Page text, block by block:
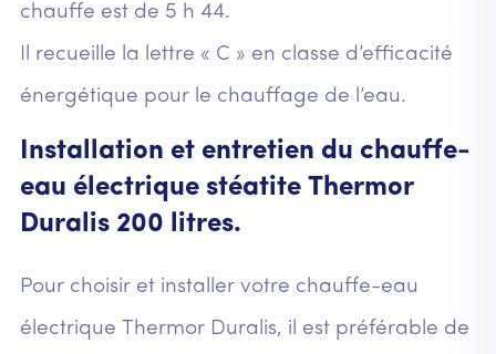
chauffe est de 5 h 44.
Il recueille la lettre « C » en classe d’efficacité
énergétique pour le chauffage de l’eau.
Installation et entretien du chauffe-
eau électrique stéatite Thermor
Duralis 200 litres.
Pour choisir et installer votre chauffe-eau
électrique Thermor Duralis, il est préférable de